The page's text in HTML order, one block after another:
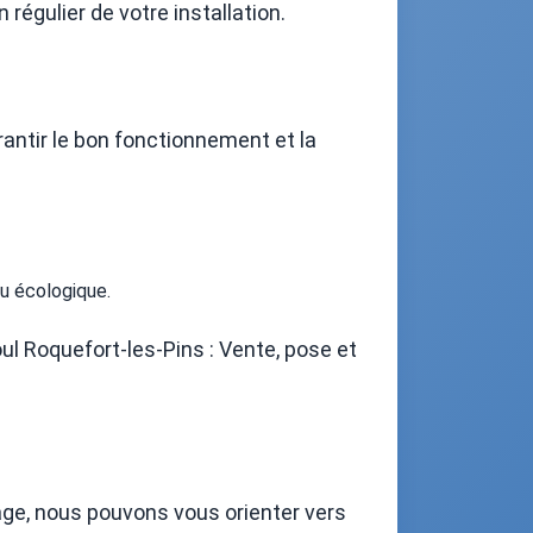
régulier de votre installation.
le bon fonctionnement et la
écologique.
Roquefort-les-Pins : Vente, pose et
nous pouvons vous orienter vers